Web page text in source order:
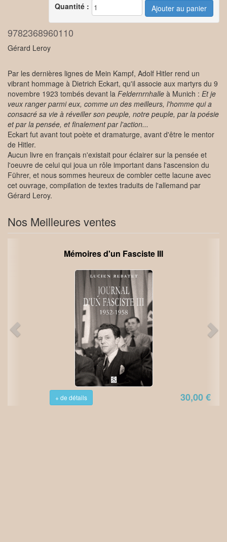
Quantité :
9782368960110
Gérard Leroy
Par les dernières lignes de Mein Kampf, Adolf Hitler rend un
vibrant hommage à Dietrich Eckart, qu'il associe aux martyrs du 9
novembre 1923 tombés devant la Feldernrnhalle à Munich : Et je
veux ranger parmi eux, comme un des meilleurs, l'homme qui a
consacré sa vie à réveiller son peuple, notre peuple, par la poésie
et par la pensée, et finalement par l'action...
Eckart fut avant tout poète et dramaturge, avant d'être le mentor
de Hitler.
Aucun livre en français n'existait pour éclairer sur la pensée et
l'oeuvre de celui qui joua un rôle important dans l'ascension du
Führer, et nous sommes heureux de combler cette lacune avec
cet ouvrage, compilation de textes traduits de l'allemand par
Gérard Leroy.
Nos Meilleures ventes
Mémoires d'un Fasciste III
+ de détails 30,00 €